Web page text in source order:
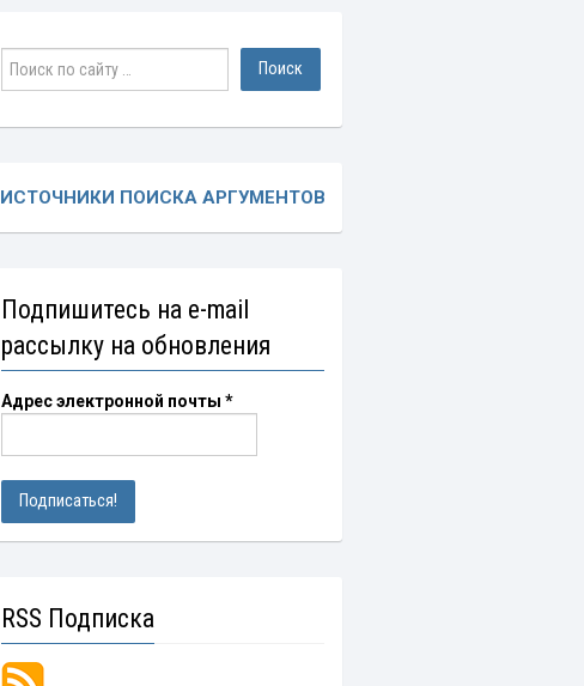
ИСТОЧНИКИ ПОИСКА АРГУМЕНТОВ
Подпишитесь на e-mail
рассылку на обновления
Адрес электронной почты *
RSS Подписка